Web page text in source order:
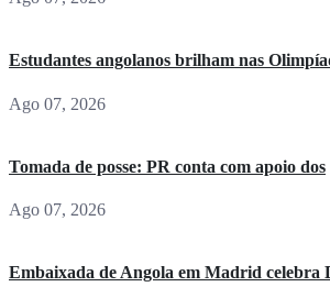
Estudantes angolanos brilham nas
Ago 07, 2026
Tomada de posse: PR conta com apoio dos
Ago 07, 2026
Embaixada de Angola em Madrid celebra